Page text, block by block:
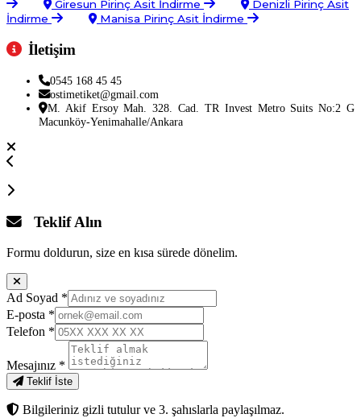
Giresun Pirinç Asit İndirme
Denizli Pirinç Asit
İndirme
Manisa Pirinç Asit İndirme
İletişim
0545 168 45 45
ostimetiket@gmail.com
M. Akif Ersoy Mah. 328. Cad. TR Invest Metro Suits No:2 G
Macunköy-Yenimahalle/Ankara
Teklif Alın
Formu doldurun, size en kısa sürede dönelim.
Ad Soyad *
E-posta *
Telefon *
Mesajınız *
Teklif İste
Bilgileriniz gizli tutulur ve 3. şahıslarla paylaşılmaz.